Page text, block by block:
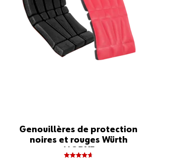
Genouillères de protection
noires et rouges Würth
MODYF